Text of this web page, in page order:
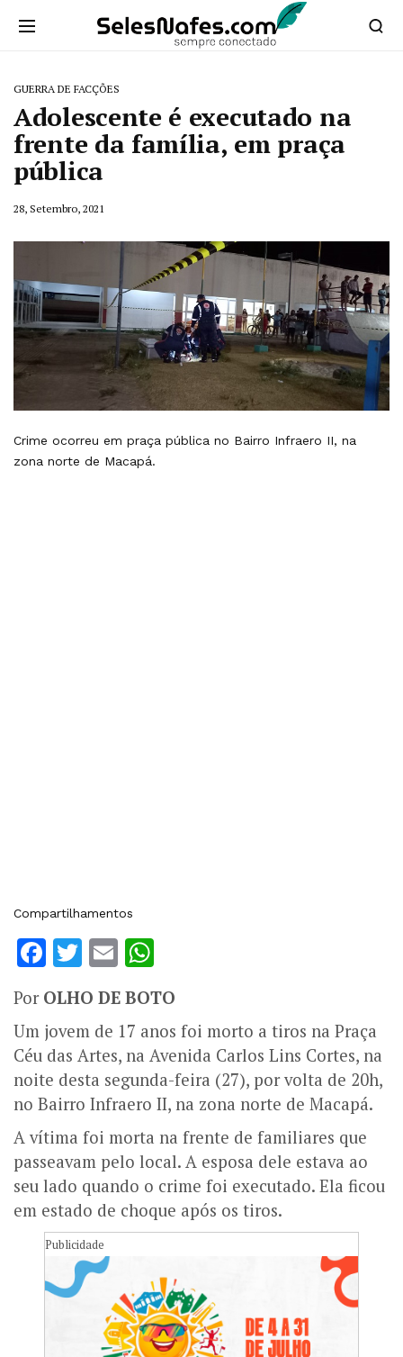
GUERRA DE FACÇÕES
Adolescente é executado na
frente da família, em praça
pública
28, Setembro, 2021
Crime ocorreu em praça pública no Bairro Infraero II, na
zona norte de Macapá.
Compartilhamentos
Facebook
Twitter
Email
Por OLHO DE BOTO
Um jovem de 17 anos foi morto a tiros na Praça
Céu das Artes, na Avenida Carlos Lins Cortes, na
noite desta segunda-feira (27), por volta de 20h,
no Bairro Infraero II, na zona norte de Macapá.
A vítima foi morta na frente de familiares que
passeavam pelo local. A esposa dele estava ao
seu lado quando o crime foi executado. Ela ficou
em estado de choque após os tiros.
Publicidade